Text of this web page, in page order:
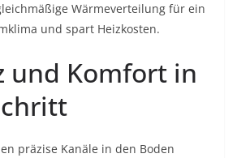
Wärmeverteilung für ein
und spart Heizkosten.
und Komfort in
präzise Kanäle in den Boden